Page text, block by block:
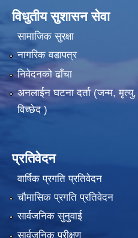
विधुतीय सुशासन सेवा
सामाजिक सुरक्षा
नागरिक वडापत्र
निवेदनको ढाँचा
अनलाईन घटना दर्ता (जन्म, मृत्यु,
विच्छेद )
प्रतिवेदन
वार्षिक प्रगति प्रतिवेदन
चौमासिक प्रगति प्रतिवेदन
सार्वजनिक सुनुवाई
सार्वजनिक परीक्षण